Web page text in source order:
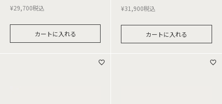
¥29,700税込
カートに入れる
¥31,900税込
カートに入れる